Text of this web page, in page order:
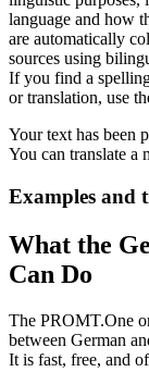
language and how
are automatically
sources using
If you find a
or translation, use
Your text has been
You can translate a
Examples and
What the
Can Do
The PROMT.One
between German
It is fast, free, and